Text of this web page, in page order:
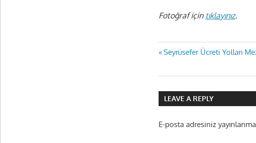
Fotoğraf için tıklayınız.
Yazı
gezinmesi
Previous
Seyrüsefer Ücreti Yolları
LEAVE A REPLY
E-posta adresiniz